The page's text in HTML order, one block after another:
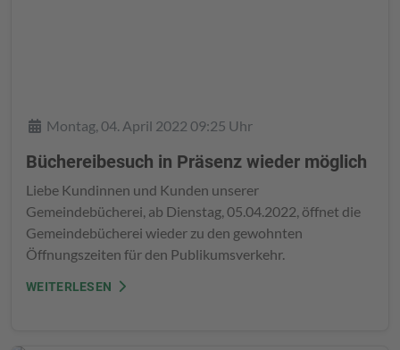
DetailsMontag, 04. April 2022 09:25 Uhr
Büchereibesuch in Präsenz wieder möglich
Liebe Kundinnen und Kunden unserer
Gemeindebücherei, ab Dienstag, 05.04.2022, öffnet die
Gemeindebücherei wieder zu den gewohnten
Öffnungszeiten für den Publikumsverkehr.
WEITERLESEN